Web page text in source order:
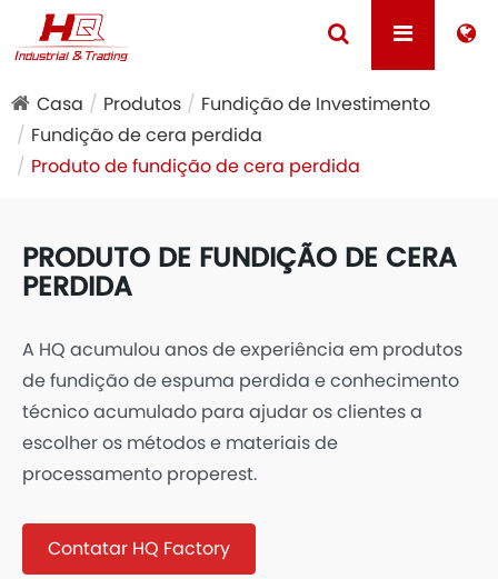
Casa Produtos
Fundição de Investimento
Fundição de cera perdida
Produto de fundição de cera perdida
PRODUTO DE FUNDIÇÃO DE CERA
PERDIDA
A HQ acumulou anos de experiência em produtos
de fundição de espuma perdida e conhecimento
técnico acumulado para ajudar os clientes a
escolher os métodos e materiais de
processamento properest.
Contatar HQ Factory